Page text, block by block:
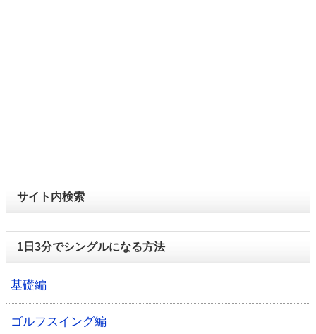
サイト内検索
1日3分でシングルになる方法
基礎編
ゴルフスイング編